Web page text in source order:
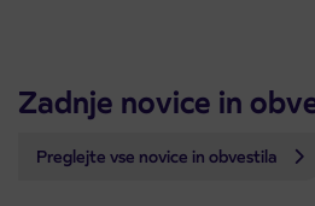
Zadnje novice in
Preglejte vse novice in obvestila